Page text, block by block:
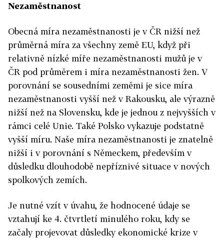
Nezaměstnanost
Obecná míra nezaměstnanosti je v ČR nižší než
průměrná míra za všechny země EU, když při
relativně nízké míře nezaměstnanosti mužů je v
ČR pod průměrem i míra nezaměstnanosti žen. V
porovnání se sousedními zeměmi je sice míra
nezaměstnanosti vyšší než v Rakousku, ale výrazně
nižší než na Slovensku, kde je jednou z nejvyšších v
rámci celé Unie. Také Polsko vykazuje podstatně
vyšší míru. Naše míra nezaměstnanosti je znatelně
nižší i v porovnání s Německem, především v
důsledku dlouhodobě nepříznivé situace v nových
spolkových zemích.
Je nutné vzít v úvahu, že hodnocené údaje se
vztahují ke 4. čtvrtletí minulého roku, kdy se
začaly projevovat důsledky ekonomické krize v